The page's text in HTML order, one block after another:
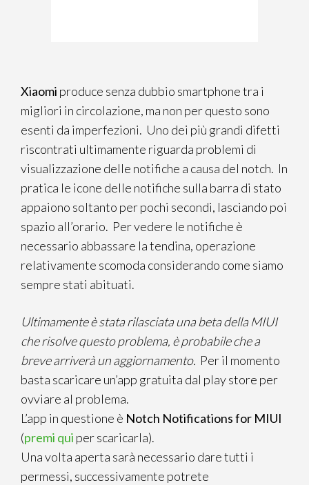
Xiaomi produce senza dubbio smartphone tra i
migliori in circolazione, ma non per questo sono
esenti da imperfezioni. Uno dei più grandi difetti
riscontrati ultimamente riguarda problemi di
visualizzazione delle notifiche a causa del notch. In
pratica le icone delle notifiche sulla barra di stato
appaiono soltanto per pochi secondi, lasciando poi
spazio all’orario. Per vedere le notifiche è
necessario abbassare la tendina, operazione
relativamente scomoda considerando come siamo
sempre stati abituati.
Ultimamente è stata rilasciata una beta della MIUI
che risolve questo problema, è probabile che a
breve arriverà un aggiornamento. Per il momento
basta scaricare un’app gratuita dal play store per
ovviare al problema.
L’app in questione è Notch Notifications for MIUI
(premi qui per scaricarla).
Una volta aperta sarà necessario dare tutti i
permessi, successivamente potrete